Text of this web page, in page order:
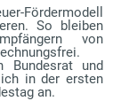
Fördermodell
So bleiben
von
Bundesrat und
in der ersten
an.